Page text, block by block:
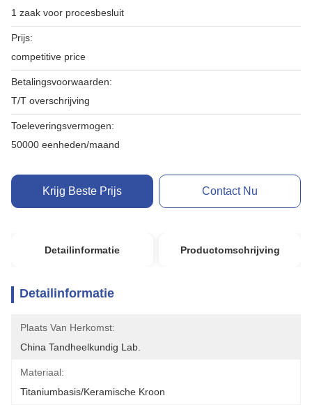
1 zaak voor procesbesluit
Prijs:
competitive price
Betalingsvoorwaarden:
T/T overschrijving
Toeleveringsvermogen:
50000 eenheden/maand
Krijg Beste Prijs Contact Nu
Detailinformatie Productomschrijving
Detailinformatie
Plaats Van Herkomst:
China Tandheelkundig Lab.
Materiaal:
Titaniumbasis/keramische Kroon